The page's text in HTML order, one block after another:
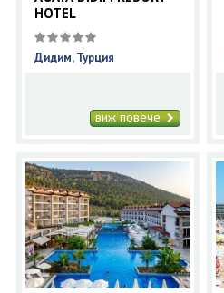
HOTEL
Дидим, Турция
виж повече